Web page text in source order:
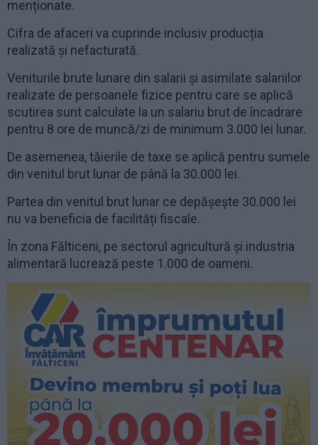
menționate.
Cifra de afaceri va cuprinde inclusiv producția
realizată și nefacturată.
Veniturile brute lunare din salarii și asimilate salariilor
realizate de persoanele fizice pentru care se aplică
scutirea sunt calculate la un salariu brut de încadrare
pentru 8 ore de muncă/zi de minimum 3.000 lei lunar.
De asemenea, tăierile de taxe se aplică pentru sumele
din venitul brut lunar de până la 30.000 lei.
Partea din venitul brut lunar ce depășește 30.000 lei
nu va beneficia de facilități fiscale.
În zona Fălticeni, pe sectorul agricultură și industria
alimentară lucrează peste 1.000 de oameni.